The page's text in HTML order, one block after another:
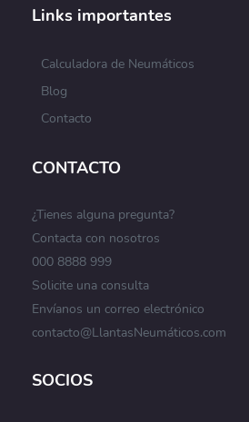
Links importantes
Calculadora de Neumáticos
Blog
Contacto
CONTACTO
¿Tienes alguna pregunta?
Contacta con nosotros
000 8888 999
Solicite una consulta
Envíanos un correo electrónico
contacto@LlantasNeumáticos.com
SOCIOS